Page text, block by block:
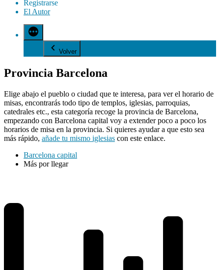
Registrarse
El Autor
Volver
Provincia Barcelona
Elige abajo el pueblo o ciudad que te interesa, para ver el horario de
misas, encontrarás todo tipo de templos, iglesias, parroquias,
catedrales etc., esta categoría recoge la provincia de Barcelona,
empezando con Barcelona capital voy a extender poco a poco los
horarios de misa en la provincia. Si quieres ayudar a que esto sea
más rápido, añade tu mismo iglesias con este enlace.
Barcelona capital
Más por llegar